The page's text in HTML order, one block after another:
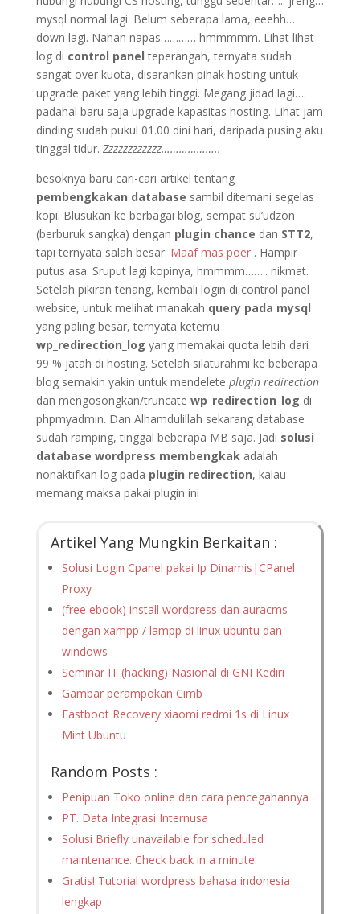
mysql normal lagi. Belum seberapa lama, eeehh…
down lagi. Nahan napas………… hmmmmm. Lihat lihat
log di control panelteperangah, ternyata sudah
sangat over kuota, disarankan pihak hosting untuk
upgrade paket yang lebih tinggi. Megang jidad lagi….
padahal baru saja upgrade kapasitas hosting. Lihat jam
dinding sudah pukul 01.00 dini hari, daripada pusing aku
tinggal tidur. Zzzzzzzzzzzz………………..
besoknya baru cari-cari artikel tentang
pembengkakan database sambil ditemani segelas
kopi. Blusukan ke berbagai blog, sempat su’udzon
(berburuk sangka) dengan plugin chance dan STT2,
tapi ternyata salah besar. Maaf mas poer . Hampir
putus asa. Sruput lagi kopinya, hmmmm…….. nikmat.
Setelah pikiran tenang, kembali login di control panel
website, untuk melihat manakah query pada mysql
yang paling besar, ternyata ketemu
wp_redirection_log yang memakai quota lebih dari
99 % jatah di hosting. Setelah silaturahmi ke beberapa
blog semakin yakin untuk mendelete plugin redirection
dan mengosongkan/truncate wp_redirection_log di
phpmyadmin. Dan Alhamdulillah sekarang database
sudah ramping, tinggal beberapa MB saja. Jadi solusi
database wordpress membengkakadalah
nonaktifkan log pada plugin redirection, kalau
memang maksa pakai plugin ini
Artikel Yang Mungkin Berkaitan :
Solusi Login Cpanel pakai Ip Dinamis|CPanel
Proxy
(free ebook) install wordpress dan auracms
dengan xampp / lampp di linux ubuntu dan
windows
Seminar IT (hacking) Nasional di GNI Kediri
Gambar perampokan Cimb
Fastboot Recovery xiaomi redmi 1s di Linux
Mint Ubuntu
Random Posts :
Penipuan Toko online dan cara pencegahannya
PT. Data Integrasi Internusa
Solusi Briefly unavailable for scheduled
maintenance. Check back in a minute
Gratis! Tutorial wordpress bahasa indonesia
lengkap